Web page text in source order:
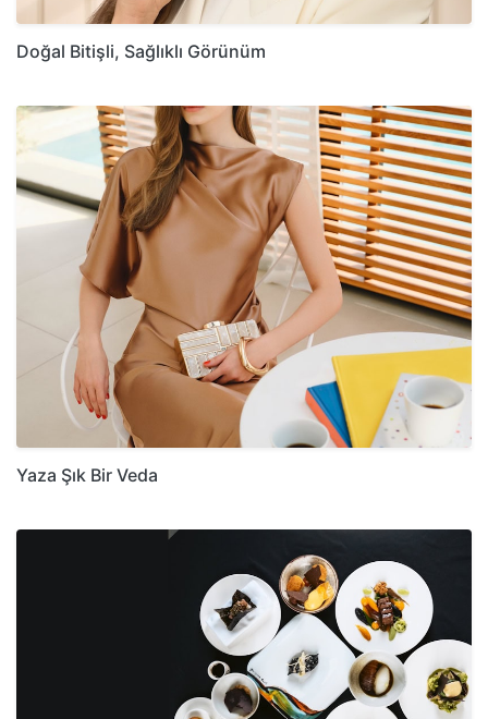
Doğal Bitişli, Sağlıklı Görünüm
Yaza Şık Bir Veda